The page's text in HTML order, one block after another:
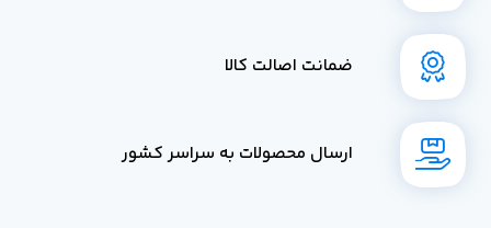
ضمانت اصالت کالا
ارسال محصولات به سراسر کشور